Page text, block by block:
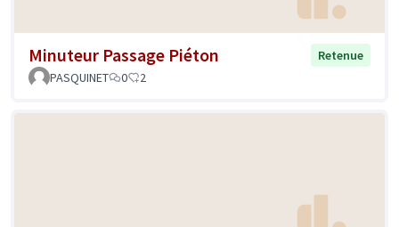
Minuteur Passage Piéton
Retenue
PASQUINET
0 2